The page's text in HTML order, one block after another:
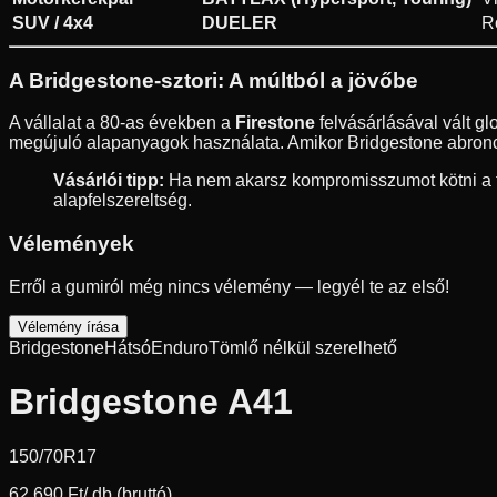
SUV / 4x4
DUELER
A Bridgestone-sztori: A múltból a jövőbe
A vállalat a 80-as években a Firestone felvásárlásával vált
megújuló alapanyagok használata. Amikor Bridgestone
Vásárlói tipp: Ha nem akarsz kompromisszumot kötni
alapfelszereltség.
Vélemények
Erről a gumiról még nincs vélemény — legyél te az első!
Vélemény írása
BridgestoneHátsóEnduroTömlő nélkül szerelhető
Bridgestone A41
150/70R17